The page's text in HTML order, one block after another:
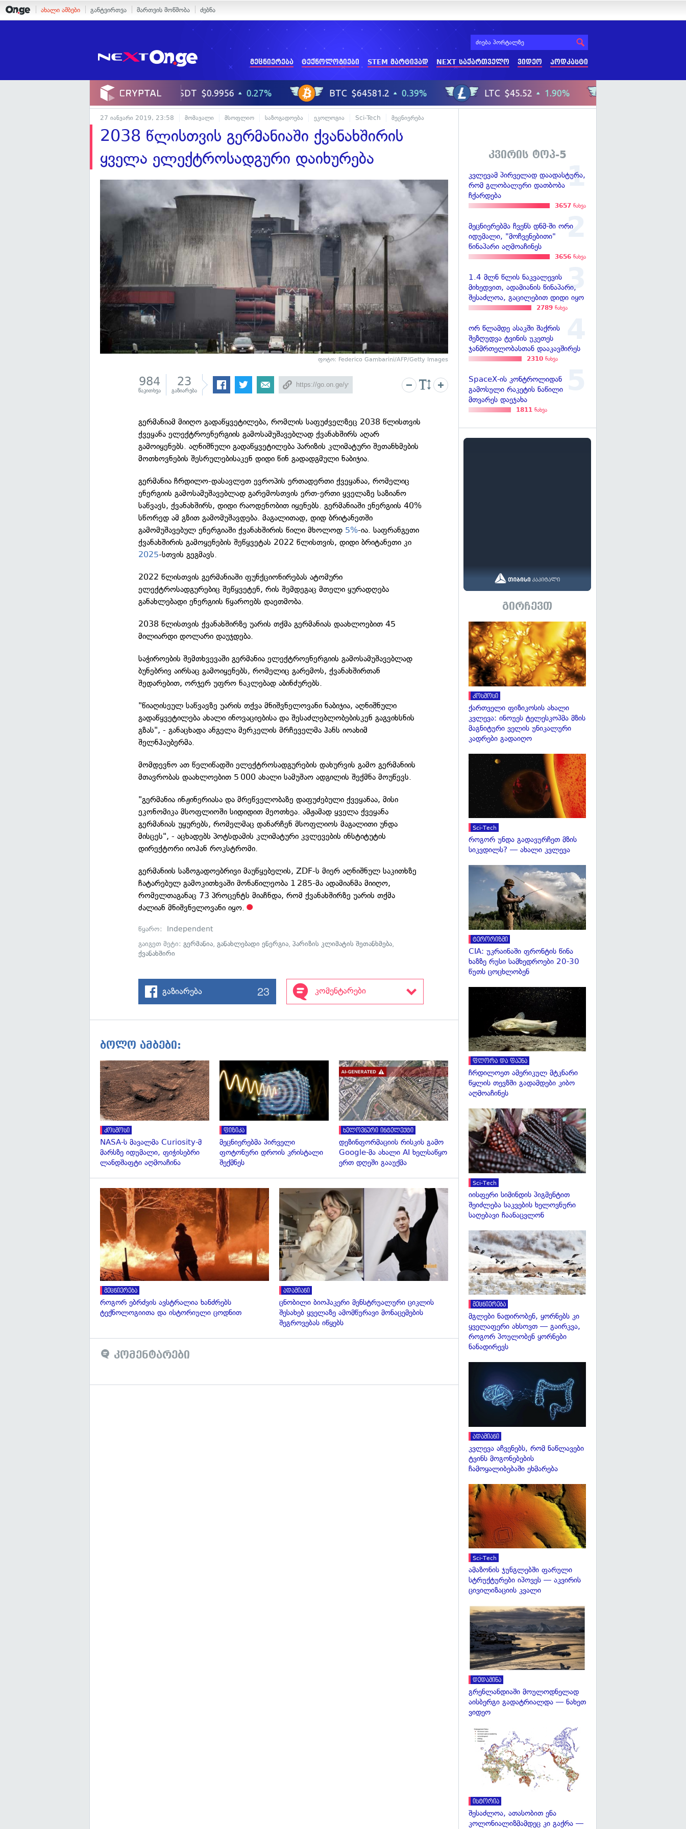
ახალი ამბები განტვირთვა მართვის მოწმობა ძებნა
მეცნიერება ტექნოლოგიები STEM მარტივად NEXT საქართველო ვიდეო პოდკასტი
27 იანვარი 2019, 23:58 მომავალი მსოფლიო საზოგადოება ეკოლოგია Sci-Tech მეცნიერება
2038 წლისთვის გერმანიაში ქვანახშირის
ყველა ელექტროსადგური დაიხურება
ფოტო: Federico Gambarini/AFP/Getty Images
984
წაკითხვა
23
გაზიარება
გერმანიამ მიიღო გადაწყვეტილება, რომლის საფუძველზეც 2038 წლისთვის
ქვეყანა ელექტროენერგიის გამოსამუშავებლად ქვანახშირს აღარ
გამოიყენებს. აღნიშნული გადაწყვეტილება პარიზის კლიმატური შეთანხმების
მოთხოვნების შესრულებისაკენ დიდი წინ გადადგმული ნაბიჯია.
გერმანია ჩრდილო-დასავლეთ ევროპის ერთადერთი ქვეყანაა, რომელიც
ენერგიის გამოსამუშავებლად გარემოსთვის ერთ-ერთი ყველაზე საზიანო
საწვავს, ქვანახშირს, დიდი რაოდენობით იყენებს. გერმანიაში ენერგიის 40%
სწორედ ამ გზით გამომუშავდება. მაგალითად, დიდ ბრიტანეთში
გამომუშავებულ ენერგიაში ქვანახშირის წილი მხოლოდ 5%-ია. საფრანგეთი
ქვანახშირის გამოყენების შეწყვეტას 2022 წლისთვის, დიდი ბრიტანეთი კი
2025-სთვის გეგმავს.
2022 წლისთვის გერმანიაში ფუნქციონირებას ატომური
ელექტროსადგურებიც შეწყვეტენ, რის შემდეგაც მთელი ყურადღება
განახლებადი ენერგიის წყაროებს დაეთმობა.
2038 წლისთვის ქვანახშირზე უარის თქმა გერმანიას დაახლოებით 45
მილიარდი დოლარი დაუჯდება.
საჭიროების შემთხვევაში გერმანია ელექტროენერგიის გამოსამუშავებლად
ბუნებრივ აირსაც გამოიყენებს, რომელიც გარემოს, ქვანახშირთან
შედარებით, ორჯერ უფრო ნაკლებად აბინძურებს.
"წიაღისეულ საწვავზე უარის თქვა მნიშვნელოვანი ნაბიჯია, აღნიშნული
გადაწყვეტილება ახალი ინოვაციებისა და შესაძლებლობებისკენ გაგვიხსნის
გზას", - განაცხადა ანგელა მერკელის მრჩეველმა ჰანს იოახიმ
შელნჰაუბერმა.
მომდევნო ათ წელიწადში ელექტროსადგურების დახურვის გამო გერმანიის
მთავრობას დაახლოებით 5 000 ახალი სამუშაო ადგილის შექმნა მოუწევს.
"გერმანია ინჟინერიასა და მრეწველობაზე დაფუძებული ქვეყანაა, მისი
ეკონომიკა მსოფლიოში სიდიდით მეოთხეა. ამჟამად ყველა ქვეყანა
გერმანიას უყურებს, რომელმაც დანარჩენ მსოფლიოს მაგალითი უნდა
მისცეს", - აცხადებს პოტსდამის კლიმატური კვლევების ინსტიტუტის
დირექტორი იოჰან როკსტრომი.
გერმანიის საზოგადოებრივი მაუწყებელის, ZDF-ს მიერ აღნიშნულ საკითხზე
ჩატარებულ გამოკითხვაში მონაწილეობა 1 285-მა ადამიანმა მიიღო,
რომელთაგანაც 73 პროცენტს მიაჩნდა, რომ ქვანახშირზე უარის თქმა
ძალიან მნიშვნელოვანი იყო.
წყარო: Independent
გაიგეთ მეტი:გერმანია,განახლებადი ენერგია,პარიზის კლიმატის შეთანხმება,
ქვანახშირი
გაზიარება 23 კომენტარები
ბოლო ამბები:
გადახედვა
კოსმოსი
NASA-ს მავალმა Curiosity-მ
მარსზე იდუმალი, ფიჭისებრი
ლანდშაფტი აღმოაჩინა
გადახედვა
ფიზიკა
მეცნიერებმა პირველი
ფოტონური დროის კრისტალი
შექმნეს
გადახედვა
ხელოვნური ინტელექტი
დეზინფორმაციის რისკის გამო
Google-მა ახალი AI ხელსაწყო
ერთ დღეში გააუქმა
მეცნიერება
როგორ ებრძვის ავსტრალია ხანძრებს
ტექნოლოგიითა და ისტორიული ცოდნით
გადახედვა
ადამიანი
ცნობილი ბიოჰაკერი მენსტრუალური ციკლის
შესახებ ყველაზე ამომწურავი მონაცემების
შეგროვებას იწყებს
კომენტარები
კვირის ტოპ-5
კვლევამ პირველად დაადასტურა,
რომ გლობალური დათბობა
ჩქარდება
3657 ნახვა
მეცნიერებმა ჩვენს დნმ-ში ორი
იდუმალი, "მოჩვენებითი"
წინაპარი აღმოაჩინეს
3656 ნახვა
1.4 მლნ წლის ნაკვალევის
მიხედვით, ადამიანის წინაპარი,
შესაძლოა, გაცილებით დიდი იყო
2789 ნახვა
ორ წლამდე ასაკში შაქრის
შეზღუდვა ტვინის უკეთეს
ჯანმრთელობასთან დააკავშირეს
2310 ნახვა
SpaceX-ის კონტროლიდან
გამოსული რაკეტის ნაწილი
მთვარეს დაეჯახა
1811 ნახვა
გირჩევთ
კოსმოსი
ქართველი ფიზიკოსის ახალი
კვლევა: ინოუეს ტელესკოპმა მზის
მაგნიტური ველის უნიკალური
კადრები გადაიღო
Sci-Tech
როგორ უნდა გადავურჩეთ მზის
სიკვდილს? — ახალი კვლევა
ტერორიზმი
CIA: უკრაინაში ფრონტის წინა
ხაზზე რუსი სამხედროები 20-30
წუთს ცოცხლობენ
ფლორა და ფაუნა
ჩრდილოეთ ამერიკულ მტკნარი
წყლის თევზში გადამდები კიბო
აღმოაჩინეს
Sci-Tech
იისფერი სიმინდის პიგმენტით
შეიძლება საკვების ხელოვნური
საღებავი ჩაანაცვლონ
მეცნიერება
მგლები ნადირობენ, ყორნებს კი
ყველაფერი ახსოვთ — გაირკვა,
როგორ პოულობენ ყორნები
ნანადირევს
ადამიანი
კვლევა აჩვენებს, რომ ნაწლავები
ტვინს მოგონებების
ჩამოყალიბებაში ეხმარება
Sci-Tech
ამაზონის ჯუნგლებში ფარული
სტრუქტურები იპოვეს — აკვირის
ცივილიზაციის კვალი
დედამიწა
გრენლანდიაში მოულოდნელად
აისბერგი გადატრიალდა — ნახეთ
ვიდეო
ისტორია
შესაძლოა, ათასობით ენა
კოლონიალიზმამდეც კი გაქრა —